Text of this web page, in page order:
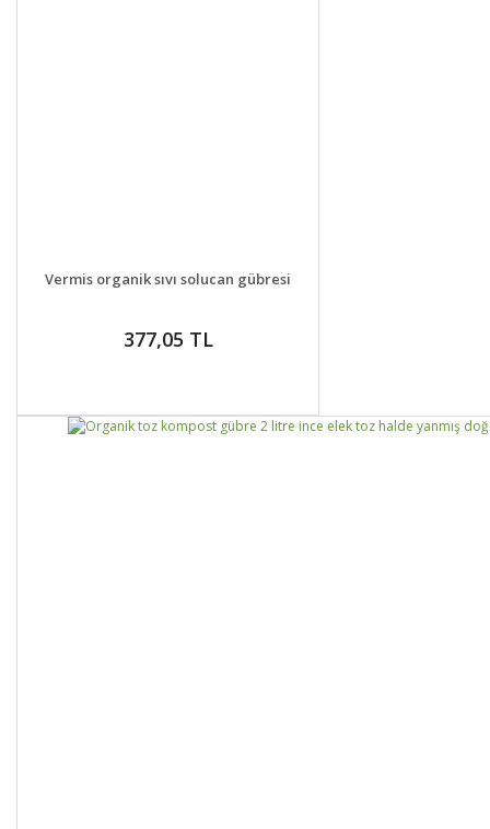
DETAYLAR SEPETE EKLE
Vermis organik sıvı solucan gübresi
377,05 TL